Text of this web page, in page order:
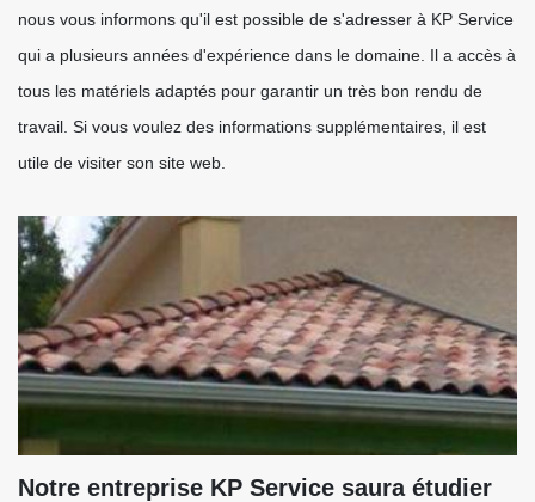
nous vous informons qu'il est possible de s'adresser à KP Service
qui a plusieurs années d'expérience dans le domaine. Il a accès à
tous les matériels adaptés pour garantir un très bon rendu de
travail. Si vous voulez des informations supplémentaires, il est
utile de visiter son site web.
Notre entreprise KP Service saura étudier